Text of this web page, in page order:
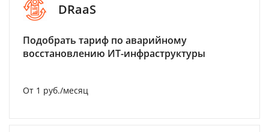
DRaaS
Подобрать тариф по аварийному
восстановлению ИТ-инфраструктуры
От 1 руб./месяц